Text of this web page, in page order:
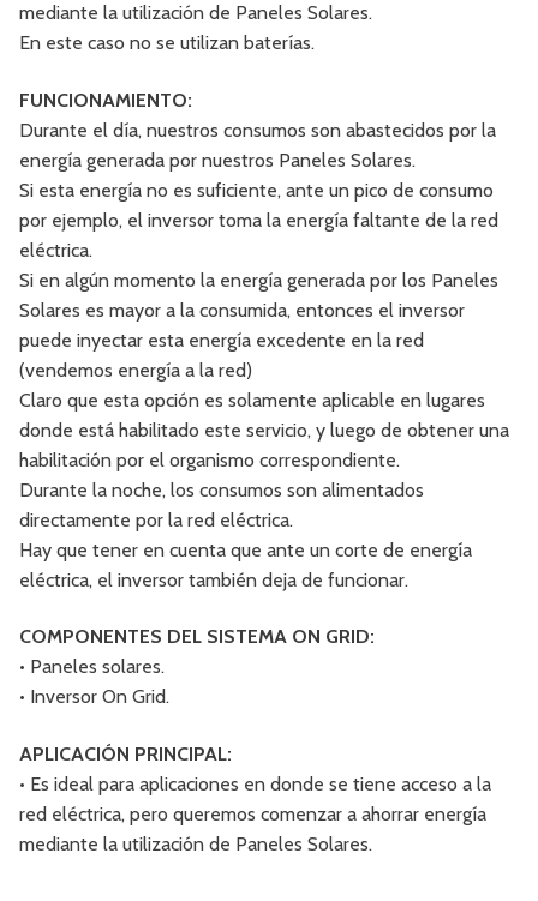
mediante la utilización de Paneles Solares.
En este caso no se utilizan baterías.
FUNCIONAMIENTO:
Durante el día, nuestros consumos son abastecidos por la
energía generada por nuestros Paneles Solares.
Si esta energía no es suficiente, ante un pico de consumo
por ejemplo, el inversor toma la energía faltante de la red
eléctrica.
Si en algún momento la energía generada por los Paneles
Solares es mayor a la consumida, entonces el inversor
puede inyectar esta energía excedente en la red
(vendemos energía a la red)
Claro que esta opción es solamente aplicable en lugares
donde está habilitado este servicio, y luego de obtener una
habilitación por el organismo correspondiente.
Durante la noche, los consumos son alimentados
directamente por la red eléctrica.
Hay que tener en cuenta que ante un corte de energía
eléctrica, el inversor también deja de funcionar.
COMPONENTES DEL SISTEMA ON GRID:
• Paneles solares.
• Inversor On Grid.
APLICACIÓN PRINCIPAL:
• Es ideal para aplicaciones en donde se tiene acceso a la
red eléctrica, pero queremos comenzar a ahorrar energía
mediante la utilización de Paneles Solares.